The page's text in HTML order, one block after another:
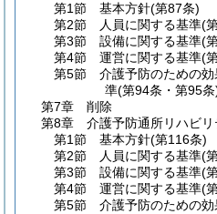
第1節
基本方針(第87条)
第2節
人員に関する基準(
第3節
設備に関する基準(
第4節
運営に関する基準(
第5節
介護予防のための
準(第94条・第95条
第7章
削除
第8章
介護予防通所リハビ
第1節
基本方針(第116条)
第2節
人員に関する基準(
第3節
設備に関する基準(
第4節
運営に関する基準(
第5節
介護予防のための